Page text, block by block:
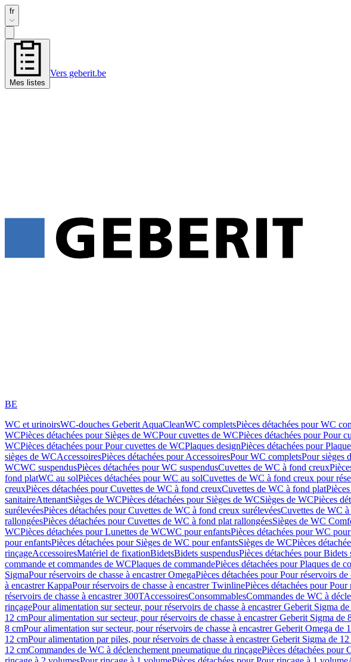
fr
Mes listes
Vers geberit.be
BE
WC et urinoirsWC-douches Geberit AquaCleanWC completsPièces détachées pour WC
WCPièces détachées pour Sièges de WCPour cuvettes de WCPièces détachées pour Pour
WCPièces détachées pour Pour cuvettes de WCPlaques designPièces détachées pour
sièges de WCAccessoiresPièces détachées pour AccessoiresPour WC completsPour sièges
WCWC suspendusPièces détachées pour WC suspendusCuvettes de WC à fond creux
fond platWC au solPièces détachées pour WC au solCuvettes de WC à fond creux pour
creuxPièces détachées pour Cuvettes de WC à fond creuxCuvettes de WC à fond plat
sanitaireAttenantSièges de WCPièces détachées pour Sièges de WCSièges de WCPièces
surélevéesPièces détachées pour Cuvettes de WC à fond creux surélevéesCuvettes de WC
rallongéesPièces détachées pour Cuvettes de WC à fond plat rallongéesSièges de WC
WCPièces détachées pour Lunettes de WCWC pour enfantsPièces détachées pour WC
pour enfantsPièces détachées pour Sièges de WC pour enfantsSièges de WCPièces
rinçageAccessoiresMatériel de fixationBidetsBidets suspendusPièces détachées pour Bidets
commande et commandes de WCPlaques de commandePièces détachées pour Plaques de
SigmaPour réservoirs de chasse à encastrer OmegaPièces détachées pour Pour réservoirs de
à encastrer KappaPour réservoirs de chasse à encastrer TwinlinePièces détachées pour
réservoirs de chasse à encastrer 300TAccessoiresConsommablesCommandes de WC à
rinçagePour alimentation sur secteur, pour réservoirs de chasse à encastrer Geberit Sigma
12 cmPour alimentation sur secteur, pour réservoirs de chasse à encastrer Geberit Sigma de
8 cmPour alimentation sur secteur, pour réservoirs de chasse à encastrer Geberit Omega de
12 cmPour alimentation par piles, pour réservoirs de chasse à encastrer Geberit Sigma de
12 cmCommandes de WC à déclenchement pneumatique du rinçagePièces détachées pour